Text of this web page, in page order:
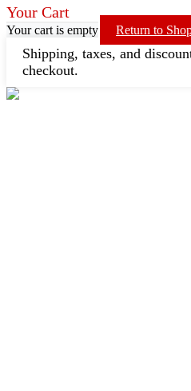
Your Cart
Your cart is empty Return to
Shipping, taxes, and
checkout.